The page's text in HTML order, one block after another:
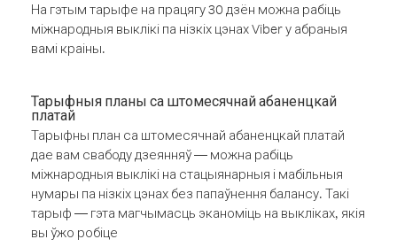
На гэтым тарыфе на працягу 30 дзён можна рабіць
міжнародныя выклікі па нізкіх цэнах Viber у абраныя
вамі краіны.
Тарыфныя планы са штомесячнай абаненцкай
платай
Тарыфны план са штомесячнай абаненцкай платай
дае вам свабоду дзеянняў — можна рабіць
міжнародныя выклікі на стацыянарныя і мабільныя
нумары па нізкіх цэнах без папаўнення балансу. Такі
тарыф — гэта магчымасць эканоміць на выкліках, якія
вы ўжо робіце